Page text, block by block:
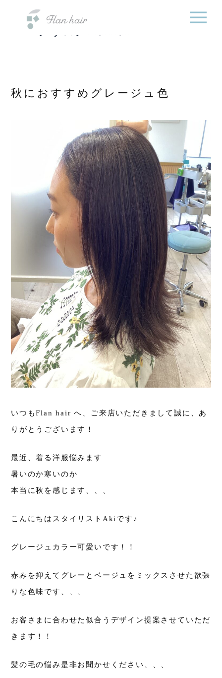
院・半個室オーガニック
ヘアサロンFlanhair
秋におすすめグレージュ色
いつもFlan hair へ、ご来店いただきまして誠に、あ
りがとうございます！
最近、着る洋服悩みます
暑いのか寒いのか
本当に秋を感じます、、、
こんにちはスタイリストAkiです♪
グレージュカラー可愛いです！！
赤みを抑えてグレーとベージュをミックスさせた欲張
りな色味です、、、
お客さまに合わせた似合うデザイン提案させていただ
きます！！
髪の毛の悩み是非お聞かせください、、、